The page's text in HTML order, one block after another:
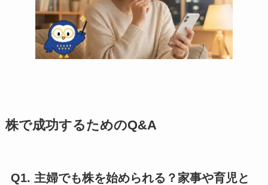
株で成功するためのQ&A
Q1. 主婦でも株を始められる？家事や育児と